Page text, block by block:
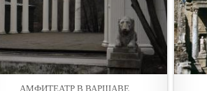
АМФИТЕАТР В ВАРШАВЕ